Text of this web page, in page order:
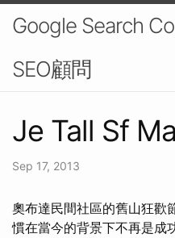
Google Search
SEO顧問
Je Tall Sf
Sep 17, 2013
奧布達民間社區的舊山狂歡
慣在當今的背景下不再是成